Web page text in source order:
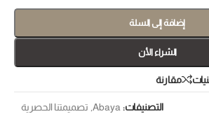
إضافة إلى السلة
الشراء الأن
مقارنة
التصنيفات:Abaya
, تصميمتنا الحصرية